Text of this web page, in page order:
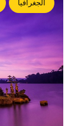
الجغرافيا